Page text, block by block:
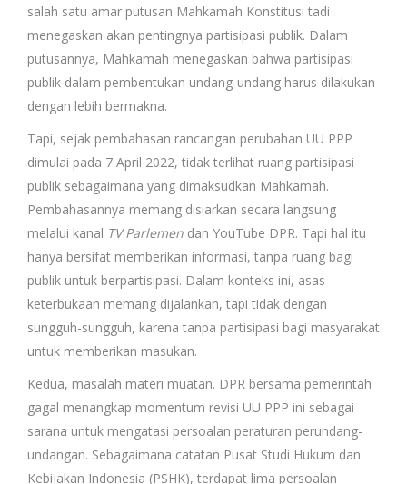
salah satu amar putusan Mahkamah Konstitusi tadi
menegaskan akan pentingnya partisipasi publik. Dalam
putusannya, Mahkamah menegaskan bahwa partisipasi
publik dalam pembentukan undang-undang harus dilakukan
dengan lebih bermakna.
Tapi, sejak pembahasan rancangan perubahan UU PPP
dimulai pada 7 April 2022, tidak terlihat ruang partisipasi
publik sebagaimana yang dimaksudkan Mahkamah.
Pembahasannya memang disiarkan secara langsung
melalui kanal TV Parlemen dan YouTube DPR. Tapi hal itu
hanya bersifat memberikan informasi, tanpa ruang bagi
publik untuk berpartisipasi. Dalam konteks ini, asas
keterbukaan memang dijalankan, tapi tidak dengan
sungguh-sungguh, karena tanpa partisipasi bagi masyarakat
untuk memberikan masukan.
Kedua, masalah materi muatan. DPR bersama pemerintah
gagal menangkap momentum revisi UU PPP ini sebagai
sarana untuk mengatasi persoalan peraturan perundang-
undangan. Sebagaimana catatan Pusat Studi Hukum dan
Kebijakan Indonesia (PSHK), terdapat lima persoalan